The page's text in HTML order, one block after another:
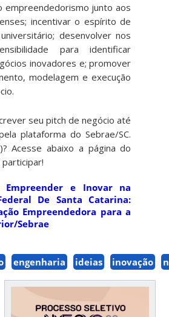
empreendedorismo junto aos
incentivar o espírito de
desenvolver nos
para identificar
inovadores e; promover
modelagem e execução
seu pitch de negócio até
plataforma do Sebrae/SC.
Acesse abaixo a página do
Empreender e Inovar na
De Santa Catarina:
Empreendedora para a
Sebrae
engenharia ideias inovação